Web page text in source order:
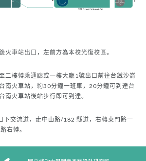
火車站出口，左前方為本校光復校區。
二樓轉乘通廊或一樓大廳1號出口前往台鐵沙崙
南火車站，約30分鐘一班車，20分鐘可到達台
南火車站後站步行即可到達。
下交流道，走中山路/182 縣道，右轉東門路一
右轉。